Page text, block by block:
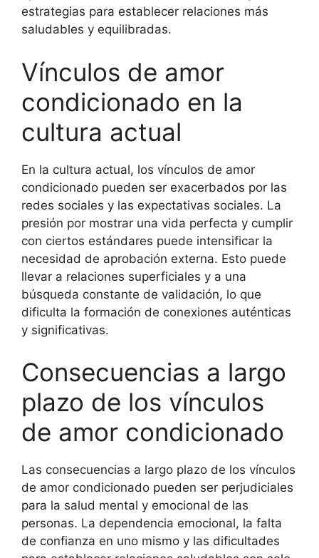
estrategias para establecer relaciones más
saludables y equilibradas.
Vínculos de amor
condicionado en la
cultura actual
En la cultura actual, los vínculos de amor
condicionado pueden ser exacerbados por las
redes sociales y las expectativas sociales. La
presión por mostrar una vida perfecta y cumplir
con ciertos estándares puede intensificar la
necesidad de aprobación externa. Esto puede
llevar a relaciones superficiales y a una
búsqueda constante de validación, lo que
dificulta la formación de conexiones auténticas
y significativas.
Consecuencias a largo
plazo de los vínculos
de amor condicionado
Las consecuencias a largo plazo de los vínculos
de amor condicionado pueden ser perjudiciales
para la salud mental y emocional de las
personas. La dependencia emocional, la falta
de confianza en uno mismo y las dificultades